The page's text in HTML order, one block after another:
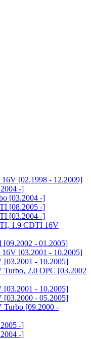
16V [02.1998 - 12.2009]
-]
[03.2004 -]
[08.2005 -]
[03.2004 -]
1.9 CDTI 16V
[09.2002 - 01.2005]
16V [03.2001 - 10.2005]
[03.2001 - 10.2005]
Turbo, 2.0 OPC [03.2002
[03.2001 - 10.2005]
[03.2000 - 05.2005]
Turbo [09.2000 -
-]
-]